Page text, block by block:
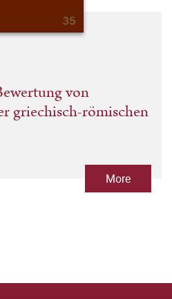
von
griechisch-römischen
More